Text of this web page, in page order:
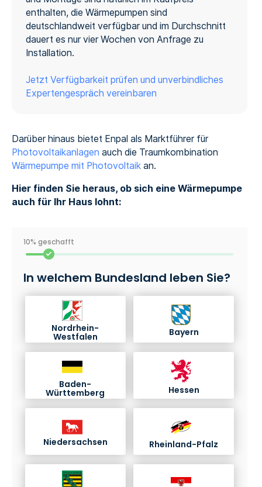
enthalten, die Wärmepumpen sind
deutschlandweit verfügbar und im Durchschnitt
dauert es nur vier Wochen von Anfrage zu
Installation.
Jetzt Verfügbarkeit prüfen und unverbindliches
Expertengespräch vereinbaren
Darüber hinaus bietet Enpal als Marktführer für
Photovoltaikanlagen auch die Traumkombination
Wärmepumpe mit Photovoltaikan.
Hier finden Sie heraus, ob sich eine Wärmepumpe
auch für Ihr Haus lohnt:
10% geschafft
In welchem Bundesland leben Sie?
Nordrhein-
Westfalen Bayern
Baden-
Württemberg Hessen
Niedersachsen Rheinland-Pfalz